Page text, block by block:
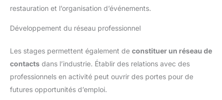
restauration et l’organisation d’événements.
Développement du réseau professionnel
Les stages permettent également de constituer un réseau de
contacts dans l’industrie. Établir des relations avec des
professionnels en activité peut ouvrir des portes pour de
futures opportunités d’emploi.